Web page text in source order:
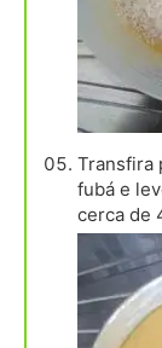
Transfira
fubá e
cerca de